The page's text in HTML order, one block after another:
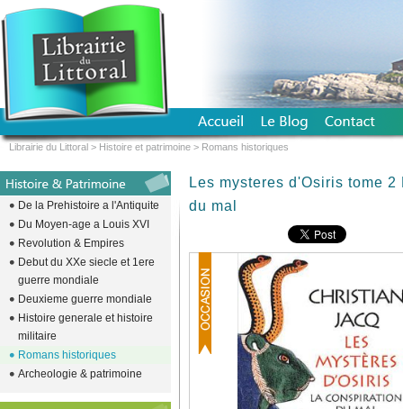
Les mysteres d'Osiris tome
du mal
De la Prehistoire a l'Antiquite
Du Moyen-age a Louis XVI
Revolution & Empires
Debut du XXe siecle et 1ere
guerre mondiale
Deuxieme guerre mondiale
Histoire generale et histoire
militaire
Romans historiques
Archeologie & patrimoine
Librairie du Littoral > Histoire et patrimoine > Romans historiques